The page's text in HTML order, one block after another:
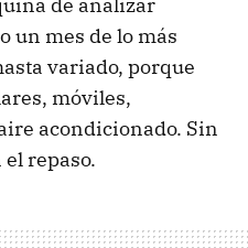
de analizar
un mes de lo más
variado, porque
móviles,
acondicionado. Sin
repaso.